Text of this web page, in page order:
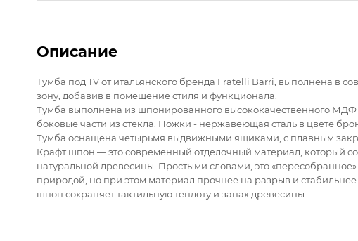
Описание
Тумба под TV от итальянского бренда Fratelli Barri, выполнена в
зону, добавив в помещение стиля и функционала.
Тумба выполнена из шпонированного высококачественного
боковые части из стекла. Ножки - нержавеющая сталь в цвете
Тумба оснащена четырьмя выдвижными ящиками, с плавным
Крафт шпон — это современный отделочный материал, который
натуральной древесины. Простыми словами, это
природой, но при этом материал прочнее на разрыв и стабильнее
шпон сохраняет тактильную теплоту и запах древесины.